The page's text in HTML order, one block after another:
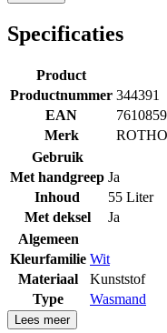
Specificaties
Product
Productnummer 344391
EAN
Merk
ROTHO
Gebruik
Met handgreep Ja
Inhoud
55 Liter
Met deksel
Ja
Algemeen
Kleurfamilie Wit
Materiaal
Kunststof
Type
Wasmand
Lees meer